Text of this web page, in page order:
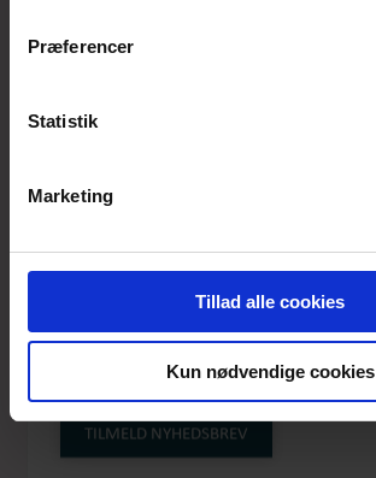
Præferencer
Statistik
Marketing
Tillad alle cookies
Kun nødvendige cookies
SUNNY FLOWER
DUANETA
Produktnummer: SS25-dM-005C
TILMELD NYHEDSBREV